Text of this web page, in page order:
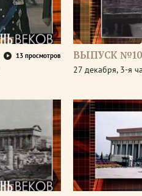
13 просмотров ВЫПУСК
27 декабря, 3-я